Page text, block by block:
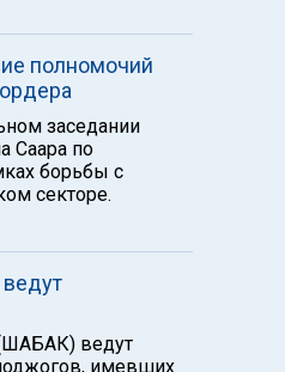
полномочий
заседании
Саара по
борьбы с
секторе.
ведут
имевших